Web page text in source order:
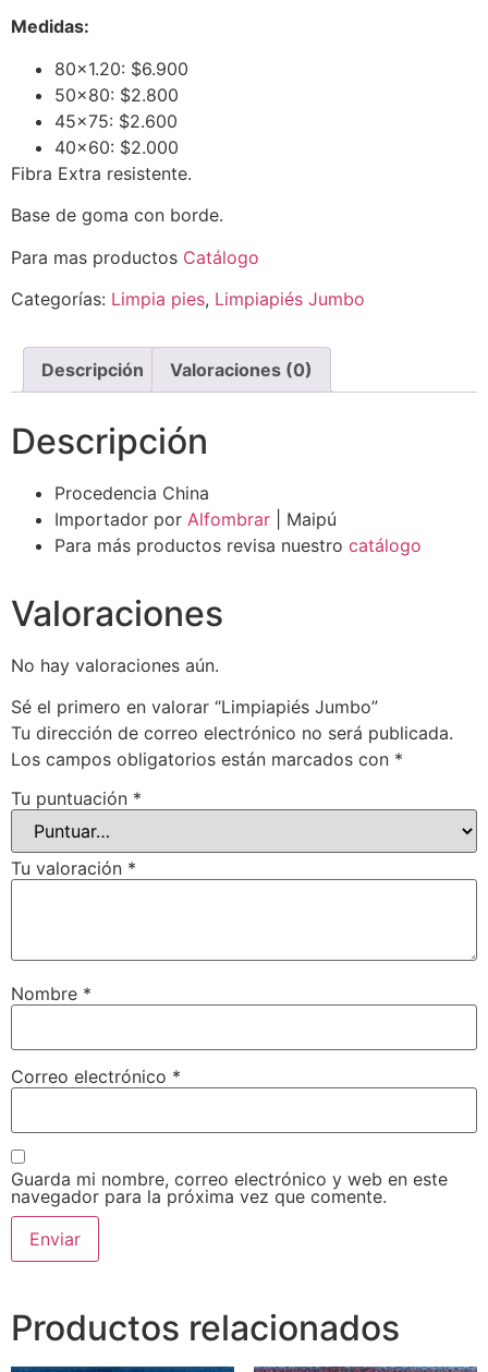
Medidas:
80×1.20: $6.900
50×80: $2.800
45×75: $2.600
40×60: $2.000
Fibra Extra resistente.
Base de goma con borde.
Para mas productos Catálogo
Categorías: Limpia pies, Limpiapiés Jumbo
Descripción Valoraciones (0)
Descripción
Procedencia China
Importador por Alfombrar | Maipú
Para más productos revisa nuestro catálogo
Valoraciones
No hay valoraciones aún.
Sé el primero en valorar “Limpiapiés Jumbo”
Tu dirección de correo electrónico no será publicada.
Los campos obligatorios están marcados con *
Tu puntuación *
Tu valoración *
Nombre *
Correo electrónico *
Guarda mi nombre, correo electrónico y web en este
navegador para la próxima vez que comente.
Productos relacionados